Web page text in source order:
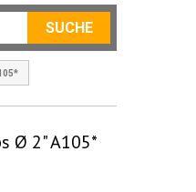
SUCHE
Ø 2" A105*